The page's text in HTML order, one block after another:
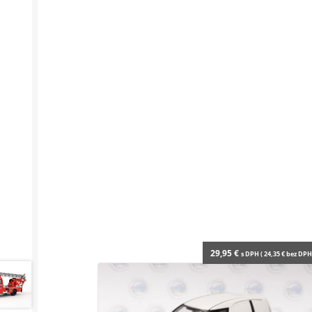
29,95€ s DPH (24,35€bez